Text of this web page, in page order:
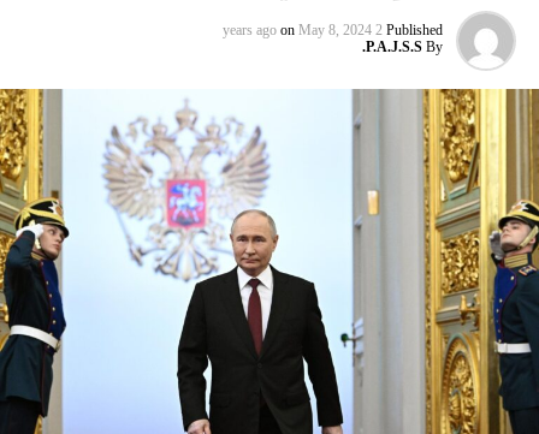
Published
2 years ago
on May 8, 2024
By
P.A.J.S.S.